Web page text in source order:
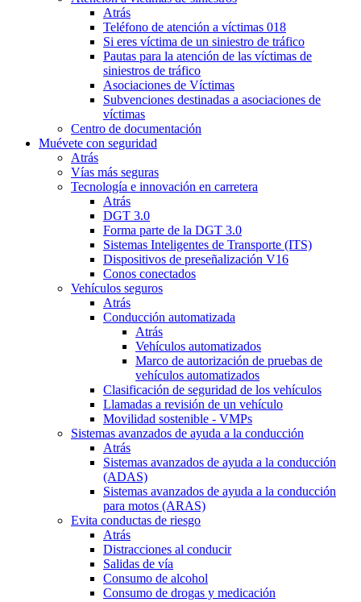
Atrás
Teléfono de atención a víctimas 018
Si eres víctima de un siniestro de tráfico
Pautas para la atención de las víctimas de
siniestros de tráfico
Asociaciones de Víctimas
Subvenciones destinadas a asociaciones de
víctimas
Centro de documentación
Muévete con seguridad
Atrás
Vías más seguras
Tecnología e innovación en carretera
Atrás
DGT 3.0
Forma parte de la DGT 3.0
Sistemas Inteligentes de Transporte (ITS)
Dispositivos de preseñalización V16
Conos conectados
Vehículos seguros
Atrás
Conducción automatizada
Atrás
Vehículos automatizados
Marco de autorización de pruebas de
vehículos automatizados
Clasificación de seguridad de los vehículos
Llamadas a revisión de un vehículo
Movilidad sostenible - VMPs
Sistemas avanzados de ayuda a la conducción
Atrás
Sistemas avanzados de ayuda a la conducción
(ADAS)
Sistemas avanzados de ayuda a la conducción
para motos (ARAS)
Evita conductas de riesgo
Atrás
Distracciones al conducir
Salidas de vía
Consumo de alcohol
Consumo de drogas y medicación